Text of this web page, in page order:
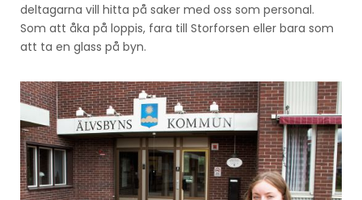
deltagarna vill hitta på saker med oss som personal.
Som att åka på loppis, fara till Storforsen eller bara som
att ta en glass på byn.